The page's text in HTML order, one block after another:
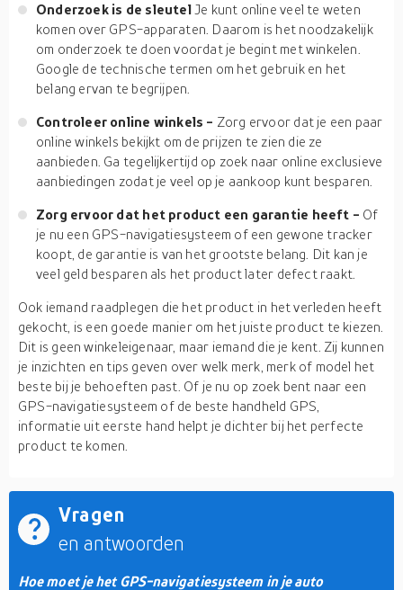
Onderzoek is de sleutel Je kunt online veel te weten
komen over GPS-apparaten. Daarom is het noodzakelijk
om onderzoek te doen voordat je begint met winkelen.
Google de technische termen om het gebruik en het
belang ervan te begrijpen.
Controleer online winkels - Zorg ervoor dat je een paar
online winkels bekijkt om de prijzen te zien die ze
aanbieden. Ga tegelijkertijd op zoek naar online exclusieve
aanbiedingen zodat je veel op je aankoop kunt besparen.
Zorg ervoor dat het product een garantie heeft - Of
je nu een GPS-navigatiesysteem of een gewone tracker
koopt, de garantie is van het grootste belang. Dit kan je
veel geld besparen als het product later defect raakt.
Ook iemand raadplegen die het product in het verleden heeft
gekocht, is een goede manier om het juiste product te kiezen.
Dit is geen winkeleigenaar, maar iemand die je kent. Zij kunnen
je inzichten en tips geven over welk merk, merk of model het
beste bij je behoeften past. Of je nu op zoek bent naar een
GPS-navigatiesysteem of de beste handheld GPS,
informatie uit eerste hand helpt je dichter bij het perfecte
product te komen.
Vragen
en antwoorden
Hoe moet je het GPS-navigatiesysteem in je auto